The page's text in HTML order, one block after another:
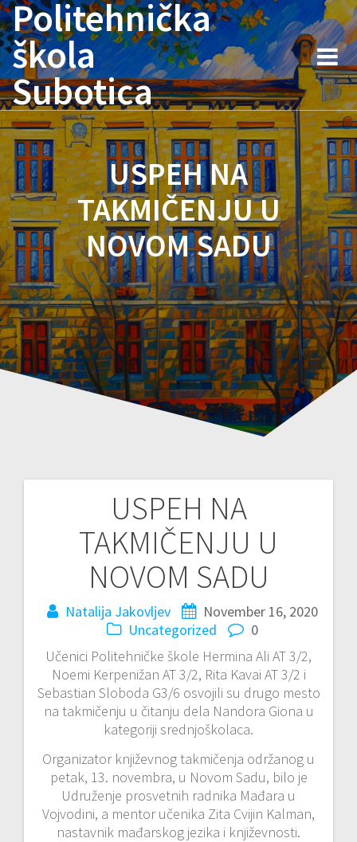
Skip
to
content
Politehnička
škola
Subotica
USPEH NA
TAKMIČENJU U
NOVOM SADU
USPEH NA
TAKMIČENJU U
NOVOM SADU
Natalija Jakovljev
November 16, 2020
Uncategorized
0
Učenici Politehničke škole Hermina Ali AT 3/2,
Noemi Kerpenižan AT 3/2, Rita Kavai AT 3/2 i
Sebastian Sloboda G3/6 osvojili su drugo mesto
na takmičenju u čitanju dela Nandora Giona u
kategoriji srednjoškolaca.
Organizator književnog takmičenja održanog u
petak, 13. novembra, u Novom Sadu, bilo je
Udruženje prosvetnih radnika Mađara u
Vojvodini, a mentor učenika Zita Cvijin Kalman,
nastavnik mađarskog jezika i književnosti.
navigation